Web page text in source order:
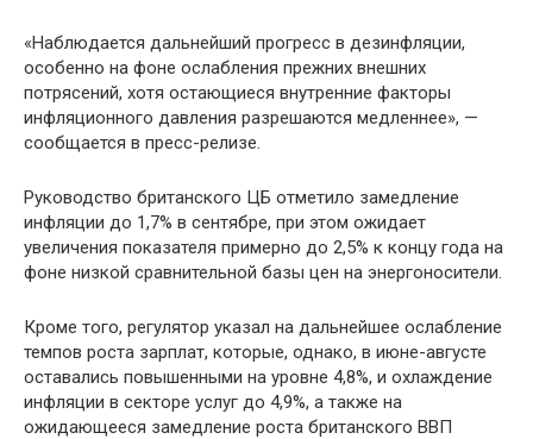
«Наблюдается дальнейший прогресс в дезинфляции,
особенно на фоне ослабления прежних внешних
потрясений, хотя остающиеся внутренние факторы
инфляционного давления разрешаются медленнее», —
сообщается в пресс-релизе.
Руководство британского ЦБ отметило замедление
инфляции до 1,7% в сентябре, при этом ожидает
увеличения показателя примерно до 2,5% к концу года на
фоне низкой сравнительной базы цен на энергоносители.
Кроме того, регулятор указал на дальнейшее ослабление
темпов роста зарплат, которые, однако, в июне-августе
оставались повышенными на уровне 4,8%, и охлаждение
инфляции в секторе услуг до 4,9%, а также на
ожидающееся замедление роста британского ВВП